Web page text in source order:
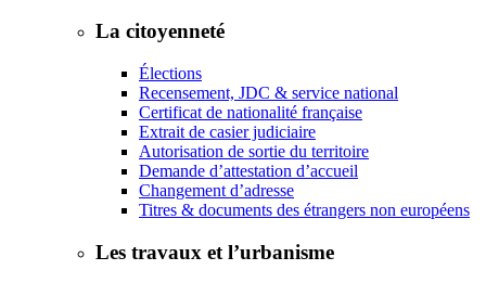
La citoyenneté
Élections
Recensement, JDC & service national
Certificat de nationalité française
Extrait de casier judiciaire
Autorisation de sortie du territoire
Demande d’attestation d’accueil
Changement d’adresse
Titres & documents des étrangers non européens
Les travaux et l’urbanisme